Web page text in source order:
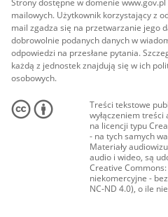
mailowych. Użytkownik korzystający z
mail zgadza się na przetwarzanie jego
dobrowolnie podanych danych w
odpowiedzi na przesłane pytania.
każdą z jednostek znajdują się w ich
osobowych.
Treści tekstowe
wyłączeniem
na licencji typu
- na tych samych
Materiały
audio i wideo, są
Creative
niekomercyjne -
NC-ND 4.0), o ile